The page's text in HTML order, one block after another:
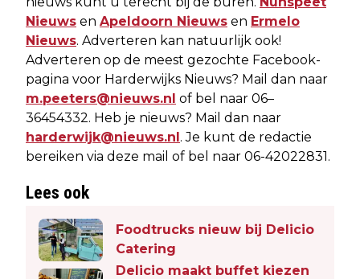
Nieuws en Apeldoorn Nieuws en Ermelo
Nieuws. Adverteren kan natuurlijk ook!
Adverteren op de meest gezochte Facebook-
pagina voor Harderwijks Nieuws? Mail dan naar
m.peeters@nieuws.nl of bel naar 06–
36454332. Heb je nieuws? Mail dan naar
harderwijk@nieuws.nl. Je kunt de redactie
bereiken via deze mail of bel naar 06-42022831.
Lees ook
Foodtrucks nieuw bij Delicio
Catering
Delicio maakt buffet kiezen